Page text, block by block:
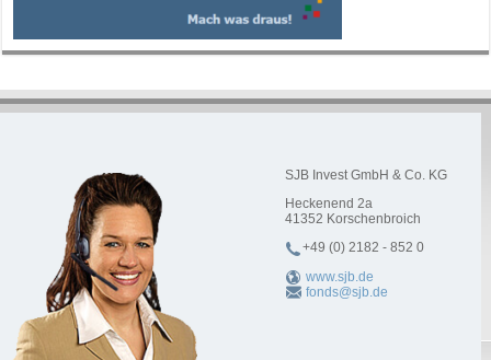
SJB Invest GmbH & Co. KG
Heckenend 2a
41352 Korschenbroich
+49 (0) 2182 - 852 0
www.sjb.de
fonds@sjb.de